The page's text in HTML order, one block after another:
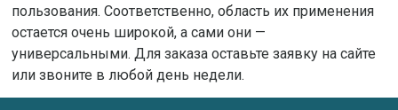
пользования. Соответственно, область их применения
остается очень широкой, а сами они —
универсальными. Для заказа оставьте заявку на сайте
или звоните в любой день недели.